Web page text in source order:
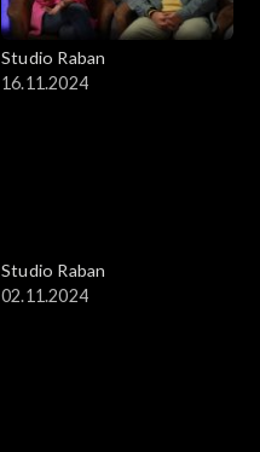
Studio Raban
16.11.2024
Studio Raban
02.11.2024